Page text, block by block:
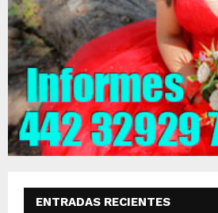
ENTRADAS RECIENTES